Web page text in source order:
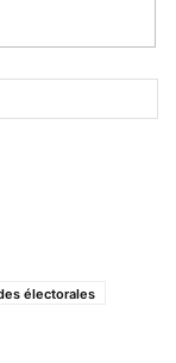
électorales